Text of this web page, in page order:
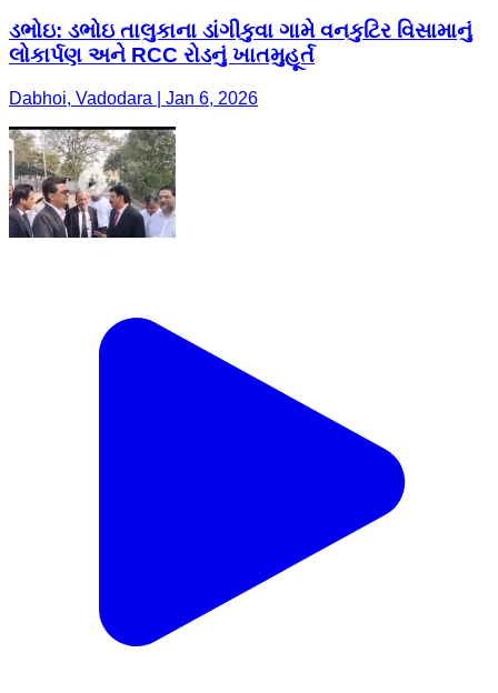
ડભોઇ: ડભોઇ તાલુકાના ડાંગીકુવા ગામે વનકુટિર વિસામાનું
લોકાર્પણ અને RCC રોડનું ખાતમુહૂર્ત
Dabhoi, Vadodara | Jan 6, 2026